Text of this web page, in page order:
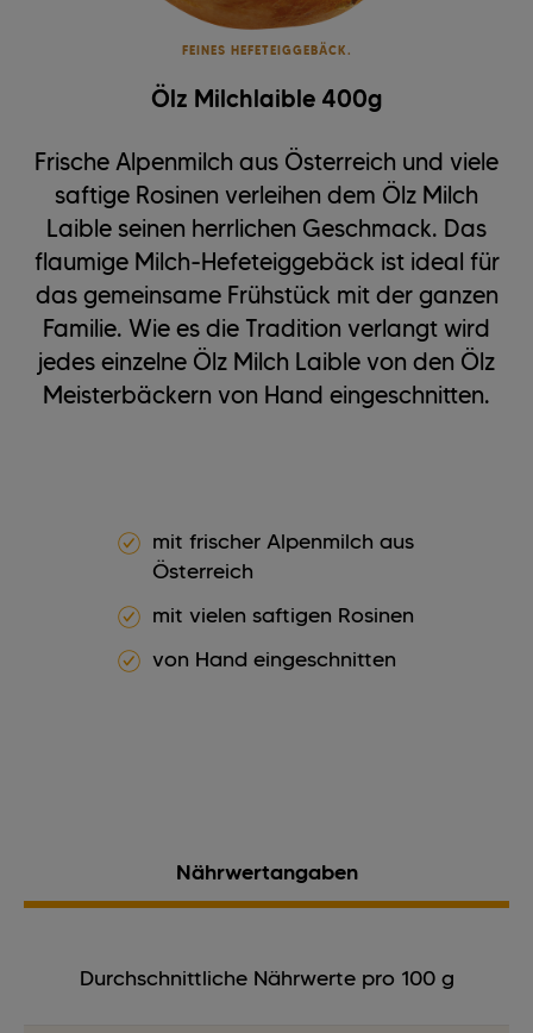
FEINES HEFETEIGGEBÄCK.
Ölz Milchlaible 400g
Frische Alpenmilch aus Österreich und viele
saftige Rosinen verleihen dem Ölz Milch
Laible seinen herrlichen Geschmack. Das
flaumige Milch-Hefeteiggebäck ist ideal für
das gemeinsame Frühstück mit der ganzen
Familie. Wie es die Tradition verlangt wird
jedes einzelne Ölz Milch Laible von den Ölz
Meisterbäckern von Hand eingeschnitten.
mit frischer Alpenmilch aus
Österreich
mit vielen saftigen Rosinen
von Hand eingeschnitten
Nährwertangaben
Durchschnittliche Nährwerte pro 100 g